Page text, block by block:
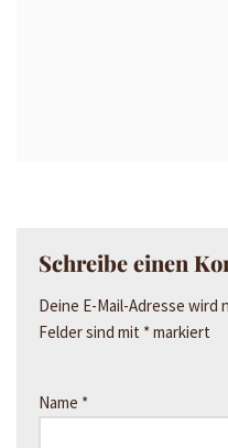
Schreibe einen
Deine E-Mail-Adresse
Felder sind mit *markiert
Name *